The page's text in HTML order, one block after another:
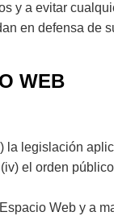
y a evitar
en defensa de
WEB
legislación
el orden
Web y a